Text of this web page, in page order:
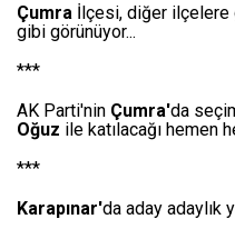
Çumra İlçesi, diğer ilçelere
gibi görünüyor...
***
AK Parti'nin Çumra'da
Oğuz ile katılacağı hemen
***
Karapınar'da aday adaylık